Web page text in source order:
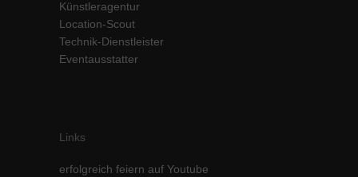
Künstleragentur
Location-Scout
Technik-Dienstleister
Eventausstatter
Links
erfolgreich feiern auf Youtube
Inhalte von Videoplattformen und Social-Media-Plattformen werden
standardmäßig blockiert. Wenn Cookies von externen Medien akzeptiert
werden, bedarf der Zugriff auf diese Inhalte keiner manuellen Einwilligung